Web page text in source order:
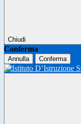
Chiudi
Conferma
Annulla Conferma